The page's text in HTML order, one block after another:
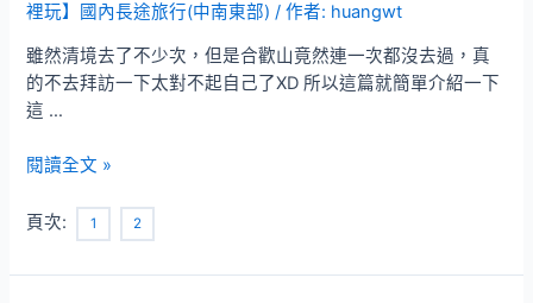
島
澎
湖
美
(餐
篇)
裡玩】國內長途旅行(中南東部) / 作者: huangwt
雖然清境去了不少次，但是合歡山竟然連一次都沒去過，真
的不去拜訪一下太對不起自己了XD 所以這篇就簡單介紹一下
這 …
【哪
玩
南
閱讀全文 »
頁次: 1 2